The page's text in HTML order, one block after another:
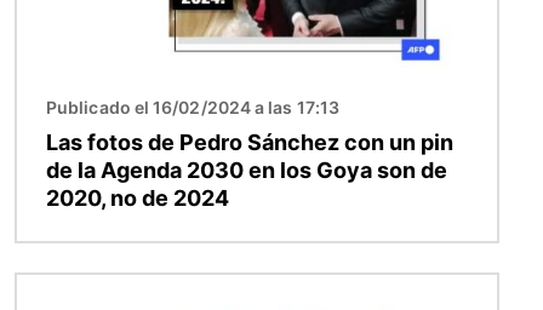
Publicado el 16/02/2024 a las 17:13
Las fotos de Pedro Sánchez con un pin
de la Agenda 2030 en los Goya son de
2020, no de 2024